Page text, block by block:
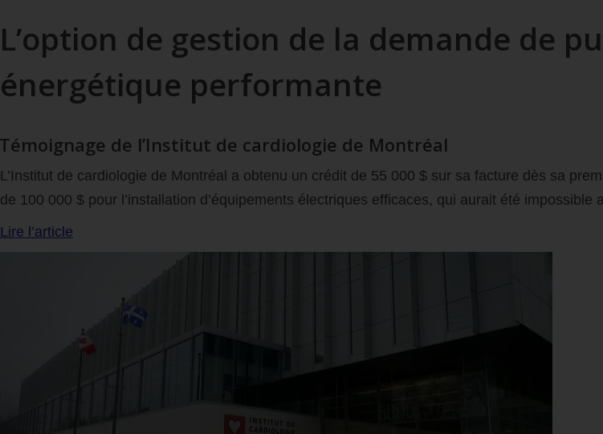
L’option de gestion de la demande de
énergétique performante
Témoignage de l’Institut de cardiologie de Montréal
L’Institut de cardiologie de Montréal a obtenu un crédit de 55 000 $ sur sa facture dès sa
de 100 000 $ pour l’installation d’équipements électriques efficaces, qui aurait été impossible
Lire l’article